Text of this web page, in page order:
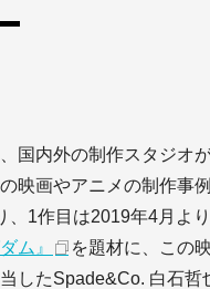
国内外の制作スタジオが
映画やアニメの制作事
、1作目は2019年4月よ
ム』
を題材に、この
したSpade&Co. 白石哲